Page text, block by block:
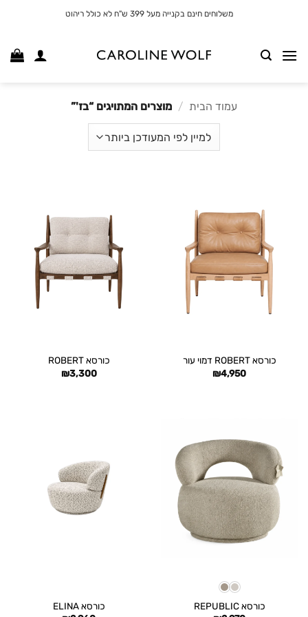
משלוחים חינם בקנייה מעל 399 ש"ח לא כולל ריהוט
עמוד הבית / מוצרים המתויגים “בז'”
כורסא ROBERT דמוי עור
₪4,950
כורסא ROBERT
₪3,300
כורסא REPUBLIC
כורסא ELINA